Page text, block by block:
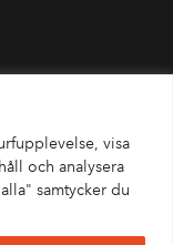
visa
och analysera
samtycker du